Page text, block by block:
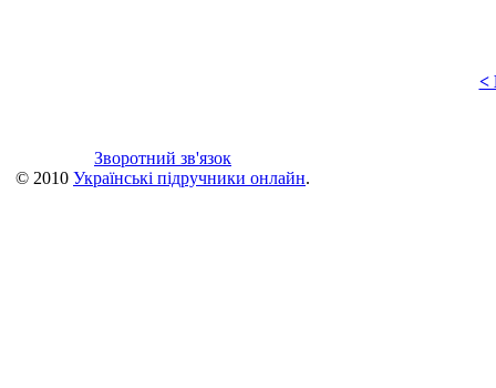
<
Зворотний зв'язок
© 2010 Українські підручники онлайн.